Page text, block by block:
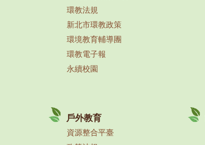
環教法規
新北市環教政策
環境教育輔導團
環教電子報
永續校園
戶外教育
資源整合平臺